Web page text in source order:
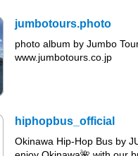
jumbotours.photo
photo album by Jumbo
www.jumbotours.co.jp
hiphopbus_official
Okinawa Hip-Hop Bus by